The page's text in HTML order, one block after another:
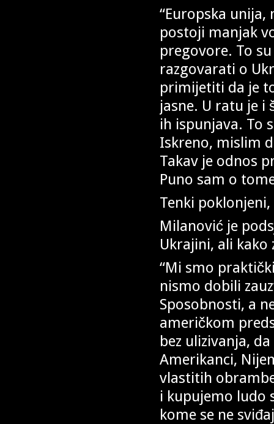
“Europska
postoji manjak
pregovore. To
razgovarati o
primijetiti da je
jasne. U ratu je i
ih ispunjava. To
Iskreno, mislim
Takav je odnos
Puno sam o
Tenki
Milanović je
Ukrajini, ali
“Mi smo
nismo dobili
Sposobnosti, a
američkom
bez ulizivanja,
Amerikanci,
vlastitih
i kupujemo ludo
kome se ne